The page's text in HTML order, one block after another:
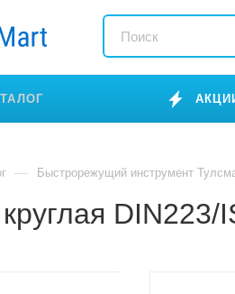
— Быстрорежущий инструмент
DIN223/